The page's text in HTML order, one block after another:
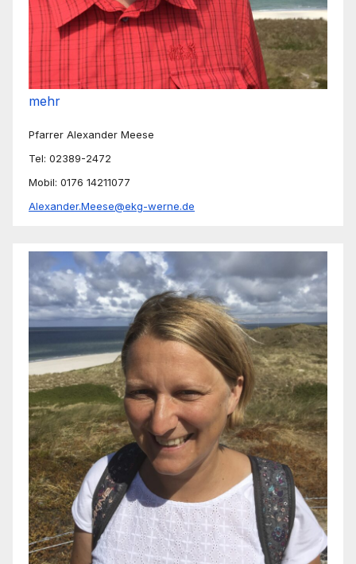
mehr
Pfarrer Alexander Meese
Tel: 02389-2472
Mobil: 0176 14211077
Alexander.Meese@ekg-werne.de